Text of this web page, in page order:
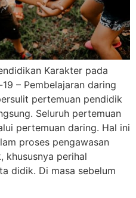
Karakter pada
– Pembelajaran daring
pertemuan pendidik
Seluruh pertemuan
pertemuan daring. Hal ini
proses pengawasan
khususnya perihal
didik. Di masa sebelum